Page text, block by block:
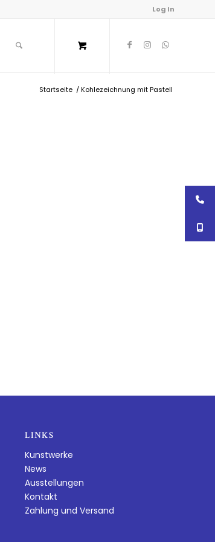
Log In
Startseite /Kohlezeichnung mit Pastell
LINKS
Kunstwerke
News
Ausstellungen
Kontakt
Zahlung und Versand